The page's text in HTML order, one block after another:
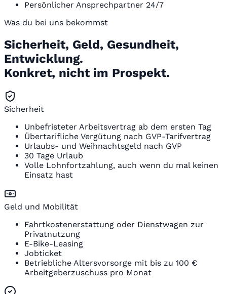
Persönlicher Ansprechpartner 24/7
Was du bei uns bekommst
Sicherheit, Geld, Gesundheit,
Entwicklung.
Konkret, nicht im Prospekt.
Sicherheit
Unbefristeter Arbeitsvertrag ab dem ersten Tag
Übertarifliche Vergütung nach GVP-Tarifvertrag
Urlaubs- und Weihnachtsgeld nach GVP
30 Tage Urlaub
Volle Lohnfortzahlung, auch wenn du mal keinen
Einsatz hast
Geld und Mobilität
Fahrtkostenerstattung oder Dienstwagen zur
Privatnutzung
E-Bike-Leasing
Jobticket
Betriebliche Altersvorsorge mit bis zu 100 €
Arbeitgeberzuschuss pro Monat